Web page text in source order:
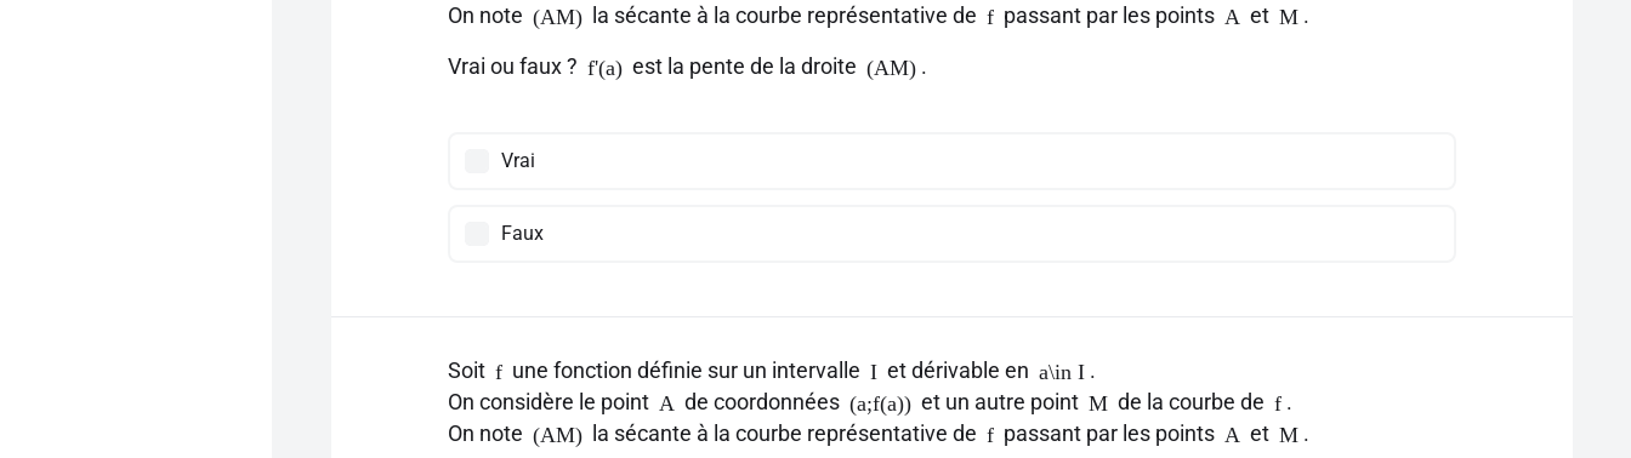
On note (AM) la sécante à la courbe représentative de f passant par les points A et M .
Vrai ou faux ? f'(a) est la pente de la droite (AM) .
Vrai
Faux
Soit f une fonction définie sur un intervalle I et dérivable en a\in I .
On considère le point A de coordonnées (a;f(a)) et un autre point M de la courbe de f .
On note (AM) la sécante à la courbe représentative de f passant par les points A et M .